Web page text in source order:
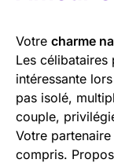
Votre charme
Les célibataires
intéressante
pas isolé,
couple,
Votre
compris.